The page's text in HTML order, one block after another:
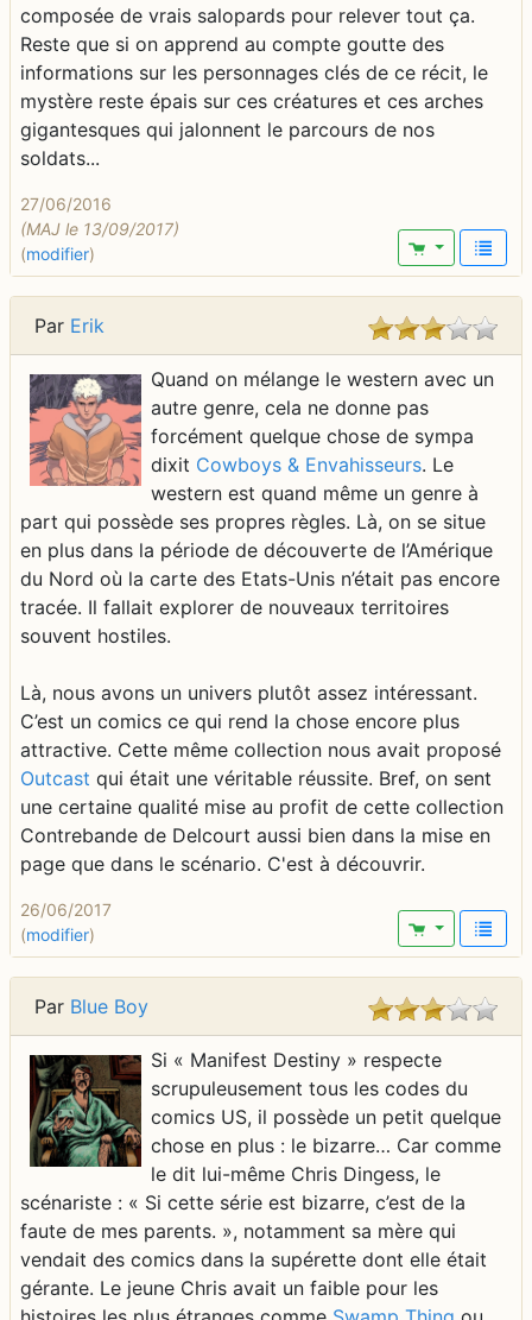
composée de vrais salopards pour relever tout ça.
Reste que si on apprend au compte goutte des
informations sur les personnages clés de ce récit, le
mystère reste épais sur ces créatures et ces arches
gigantesques qui jalonnent le parcours de nos
soldats...
27/06/2016
(MAJ le 13/09/2017)
(modifier)
Par Erik
Quand on mélange le western avec un
autre genre, cela ne donne pas
forcément quelque chose de sympa
dixit Cowboys & Envahisseurs. Le
western est quand même un genre à
part qui possède ses propres règles. Là, on se situe
en plus dans la période de découverte de l’Amérique
du Nord où la carte des Etats-Unis n’était pas encore
tracée. Il fallait explorer de nouveaux territoires
souvent hostiles.
Là, nous avons un univers plutôt assez intéressant.
C’est un comics ce qui rend la chose encore plus
attractive. Cette même collection nous avait proposé
Outcast qui était une véritable réussite. Bref, on sent
une certaine qualité mise au profit de cette collection
Contrebande de Delcourt aussi bien dans la mise en
page que dans le scénario. C'est à découvrir.
26/06/2017
(modifier)
Par Blue Boy
Si « Manifest Destiny » respecte
scrupuleusement tous les codes du
comics US, il possède un petit quelque
chose en plus : le bizarre… Car comme
le dit lui-même Chris Dingess, le
scénariste : « Si cette série est bizarre, c’est de la
faute de mes parents. », notamment sa mère qui
vendait des comics dans la supérette dont elle était
gérante. Le jeune Chris avait un faible pour les